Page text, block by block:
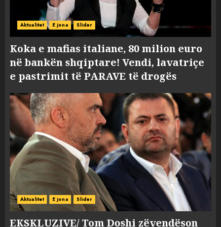
Aktualitet E jona Slider
Koka e mafias italiane, 80 milion euro
në bankën shqiptare! Vendi, lavatriçe
e pastrimit të PARAVE të drogës
Aktualitet E jona Slider
EKSKLUZIVE/ Tom Doshi zëvendëson